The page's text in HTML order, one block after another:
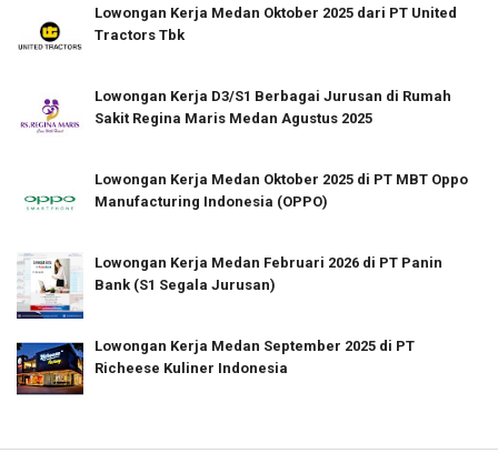
Lowongan Kerja Medan Oktober 2025 dari PT United
Tractors Tbk
Lowongan Kerja D3/S1 Berbagai Jurusan di Rumah
Sakit Regina Maris Medan Agustus 2025
Lowongan Kerja Medan Oktober 2025 di PT MBT Oppo
Manufacturing Indonesia (OPPO)
Lowongan Kerja Medan Februari 2026 di PT Panin
Bank (S1 Segala Jurusan)
Lowongan Kerja Medan September 2025 di PT
Richeese Kuliner Indonesia